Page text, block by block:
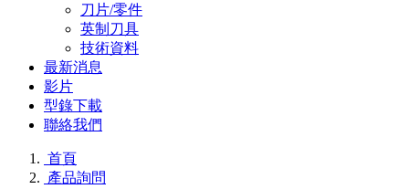
刀片/零件
英制刀具
技術資料
最新消息
影片
型錄下載
聯絡我們
首頁
產品詢問